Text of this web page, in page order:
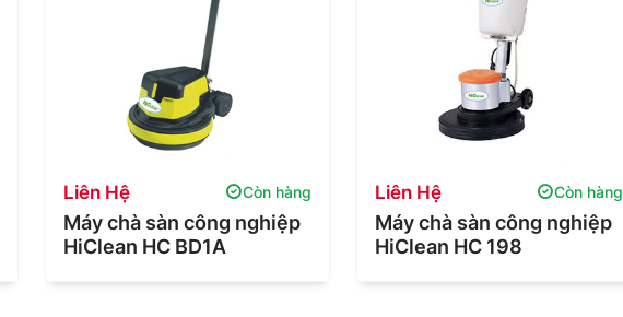
Liên Hệ Còn hàng
Máy chà sàn công nghiệp
HiClean HC BD1A
Liên Hệ Còn hàng
Máy chà sàn công nghiệp
HiClean HC 198